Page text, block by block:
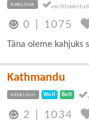
KARLOVA
0 1075
Täna oleme
Kathmandu
KESKLINN Wolt Bolt
2 1034